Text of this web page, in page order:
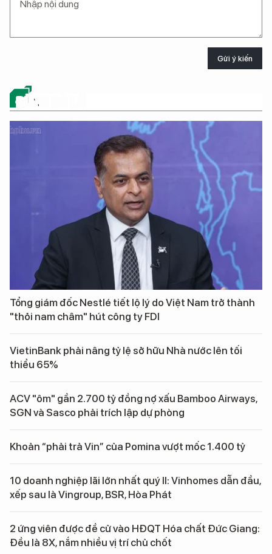
Gửi ý kiến
ĐỪNG BỎ LỠ
Tổng giám đốc Nestlé tiết lộ lý do Việt Nam trở thành
"thỏi nam châm" hút công ty FDI
VietinBank phải nâng tỷ lệ sở hữu Nhà nước lên tối
thiểu 65%
ACV "ôm" gần 2.700 tỷ đồng nợ xấu Bamboo Airways,
SGN và Sasco phải trích lập dự phòng
Khoản “phải trả Vin” của Pomina vượt mốc 1.400 tỷ
10 doanh nghiệp lãi lớn nhất quý II: Vinhomes dẫn đầu,
xếp sau là Vingroup, BSR, Hòa Phát
2 ứng viên được đề cử vào HĐQT Hóa chất Đức Giang:
Đều là 8X, nắm nhiều vị trí chủ chốt